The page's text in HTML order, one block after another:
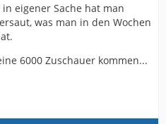
eigener Sache hat man
was man in den Wochen
6000 Zuschauer kommen...